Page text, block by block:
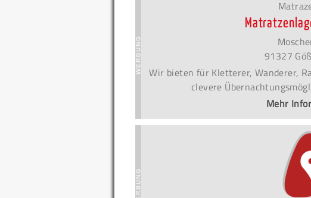
91327
Wir bieten für Kletterer, Wanderer,
clevere
Mehr